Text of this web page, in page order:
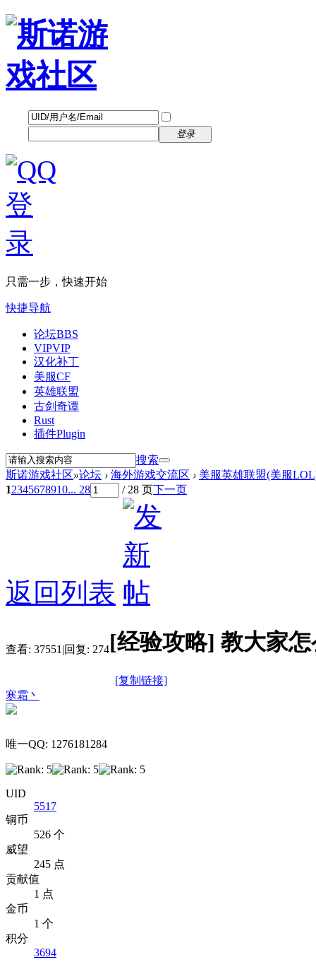
登录
只需一步，快速开始
快捷导航
论坛BBS
VIPVIP
汉化补丁
美服CF
英雄联盟
古剑奇谭
Rust
插件Plugin
搜索
斯诺游戏社区»论坛 › 海外游戏交流区 › 美服英雄联盟(美服
12345678910... 28 / 28 页下一页
返回列表
查看: 37551 |回复: 274[经验攻略] 教大家
[复制链接]
寒霜丶
唯一QQ: 1276181284
UID
5517
铜币
526 个
威望
245 点
贡献值
1 点
金币
1 个
积分
3694